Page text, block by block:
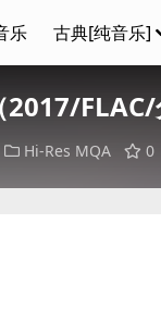
乐 古典[纯音乐]
2017/
Hi-Res MQA 0